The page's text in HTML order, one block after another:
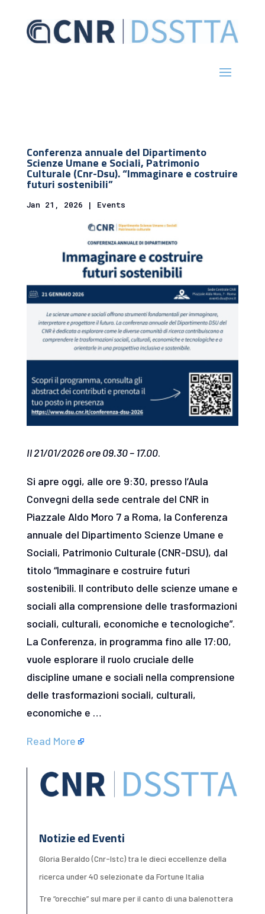
Conferenza annuale del Dipartimento
Scienze Umane e Sociali, Patrimonio
Culturale (Cnr-Dsu). “Immaginare e costruire
futuri sostenibili”
Jan 21, 2026 | Events
Il 21/01/2026 ore 09.30 – 17.00.
Si apre oggi, alle ore 9:30, presso l’Aula
Convegni della sede centrale del CNR in
Piazzale Aldo Moro 7 a Roma, la Conferenza
annuale del Dipartimento Scienze Umane e
Sociali, Patrimonio Culturale (CNR-DSU), dal
titolo “Immaginare e costruire futuri
sostenibili. Il contributo delle scienze umane e
sociali alla comprensione delle trasformazioni
sociali, culturali, economiche e tecnologiche”.
La Conferenza, in programma fino alle 17:00,
vuole esplorare il ruolo cruciale delle
discipline umane e sociali nella comprensione
delle trasformazioni sociali, culturali,
economiche e …
Read More
Notizie ed Eventi
Gloria Beraldo (Cnr-Istc) tra le dieci eccellenze della
ricerca under 40 selezionate da Fortune Italia
Tre “orecchie” sul mare per il canto di una balenottera